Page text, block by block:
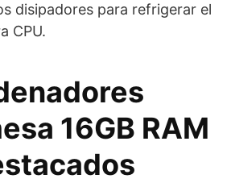
disipadores para refrigerar el
CPU.
16GB RAM